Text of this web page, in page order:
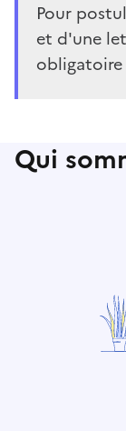
Pour
et d'une
obligatoire
Qui